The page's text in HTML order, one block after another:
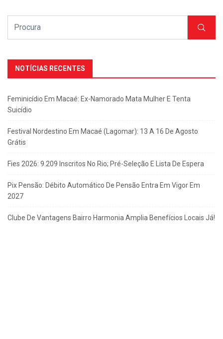
NOTÍCIAS RECENTES
Feminicídio Em Macaé: Ex-Namorado Mata Mulher E Tenta
Suicídio
Festival Nordestino Em Macaé (Lagomar): 13 A 16 De Agosto
Grátis
Fies 2026: 9.209 Inscritos No Rio; Pré-Seleção E Lista De Espera
Pix Pensão: Débito Automático De Pensão Entra Em Vigor Em
2027
Clube De Vantagens Bairro Harmonia Amplia Benefícios Locais Já!